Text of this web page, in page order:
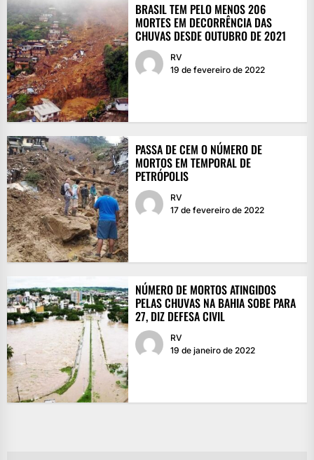
BRASIL TEM PELO MENOS 206
MORTES EM DECORRÊNCIA DAS
CHUVAS DESDE OUTUBRO DE 2021
RV
19 de fevereiro de 2022
PASSA DE CEM O NÚMERO DE
MORTOS EM TEMPORAL DE
PETRÓPOLIS
RV
17 de fevereiro de 2022
NÚMERO DE MORTOS ATINGIDOS
PELAS CHUVAS NA BAHIA SOBE PARA
27, DIZ DEFESA CIVIL
RV
19 de janeiro de 2022